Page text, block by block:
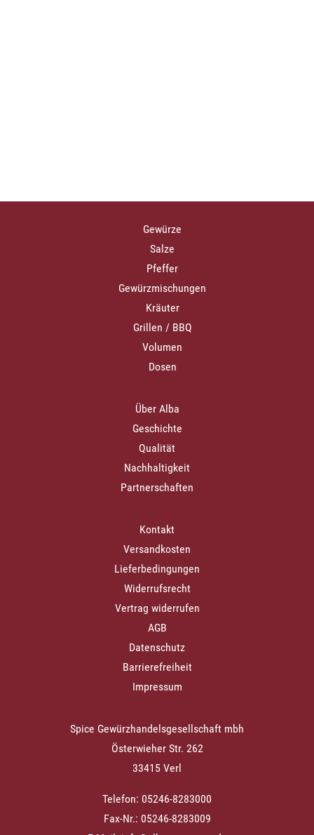
Gewürze
Salze
Pfeffer
Gewürzmischungen
Kräuter
Grillen / BBQ
Volumen
Dosen
Über Alba
Geschichte
Qualität
Nachhaltigkeit
Partnerschaften
Kontakt
Versandkosten
Lieferbedingungen
Widerrufsrecht
Vertrag widerrufen
AGB
Datenschutz
Barrierefreiheit
Impressum
Spice Gewürzhandelsgesellschaft mbh
Österwieher Str. 262
33415 Verl
Telefon: 05246-8283000
Fax-Nr.: 05246-8283009